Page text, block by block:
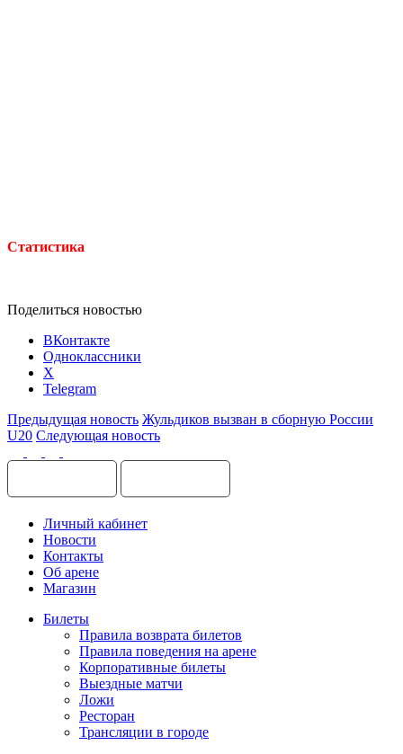
Статистика
Поделиться новостью
ВКонтакте
Одноклассники
X
Telegram
Предыдущая новость Жульдиков вызван в сборную России
U20 Следующая новость
Личный кабинет
Новости
Контакты
Об арене
Магазин
Билеты
Правила возврата билетов
Правила поведения на арене
Корпоративные билеты
Выездные матчи
Ложи
Ресторан
Трансляции в городе